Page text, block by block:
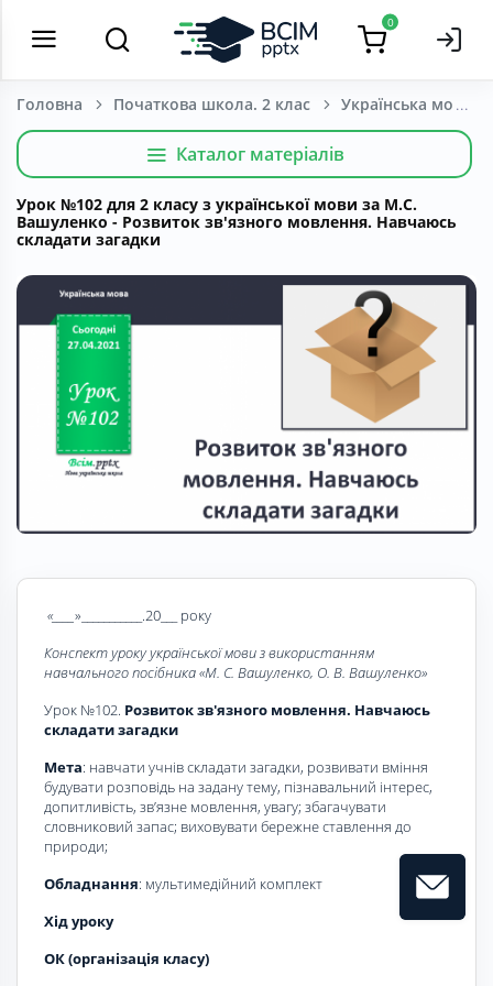
0
Головна Початкова школа. 2 клас Українська мова
Каталог матеріалів
Урок №102 для 2 класу з української мови за М.С.
Вашуленко - Розвиток зв'язного мовлення. Навчаюсь
складати загадки
«____ »___________.20___ року
Конспект уроку української мови з використанням
навчального посібника «М. С. Вашуленко, О. В. Вашуленко»
Урок №102. Розвиток зв'язного мовлення. Навчаюсь
складати загадки
Мета: навчати учнів складати загадки, розвивати вміння
будувати розповідь на задану тему, пізнавальний інтерес,
допитливість, зв’язне мовлення, увагу; збагачувати
словниковий запас; виховувати бережне ставлення до
природи;
Обладнання: мультимедійний комплект
Хід уроку
ОК (організація класу)